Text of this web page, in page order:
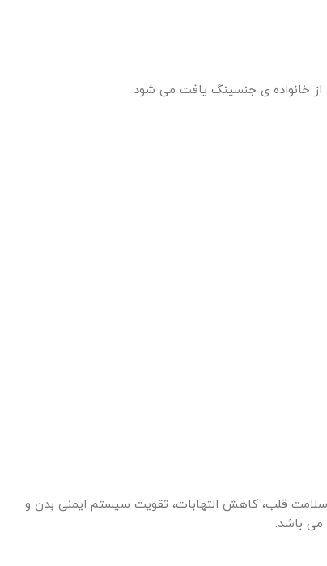
خانواده ی جنسینگ یافت می شود
سلامت قلب، کاهش التهابات، تقویت سیستم ایمنی بدن و
می باشد.